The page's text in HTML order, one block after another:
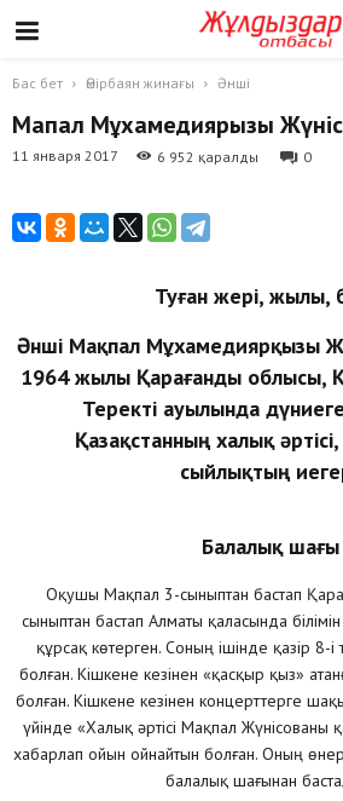
Бас бет Өмірбаян жинағы Әнші
Мақпал Мұхамедиярқызы
11 января 2017 6 952 қаралды 0
Туған жері, жылы,
Әнші Мақпал Мұхамедиярқызы
1964 жылы Қарағанды облысы,
Теректі ауылында
Қазақстанның халық
сыйлықтың
Балалық шағы
Оқушы Мақпал 3-сыныптан бастап
сыныптан бастап Алматы қаласында
құрсақ көтерген. Соның ішінде қазір 8-і
болған. Кішкене кезінен «қасқыр қыз»
болған. Кішкене кезінен концерттерге
үйінде «Халық әртісі Мақпал
хабарлап ойын ойнайтын болған. Оның
балалық шағынан